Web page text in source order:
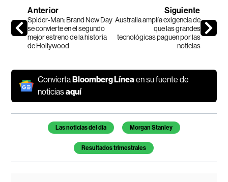
Anterior
Spider-Man: Brand New Day
se convierte en el segundo
mejor estreno de la historia
de Hollywood
Siguiente
Australia amplía exigencia de
que las grandes
tecnológicas paguen por las
noticias
ConviertaBloomberg Línea en su fuente de
noticiasaquí
Temas de este artículo
Las noticias del día Morgan Stanley
Resultados trimestrales